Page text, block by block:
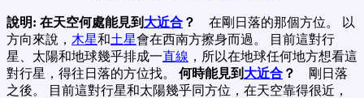
說明: 在天空何處能見到 大近合 ？
在剛日落的那個方位。 以
方向來說， 木星和土星會在西南方擦身而過。 目前這對行
星、太陽和地球幾乎排成一直線 ，所以在地球任何地方想看這
對行星，得往日落的方位找。 何時能見到 大近合 ？
剛日落
之後。 目前這對行星和太陽幾乎同方位，在天空靠得很近，